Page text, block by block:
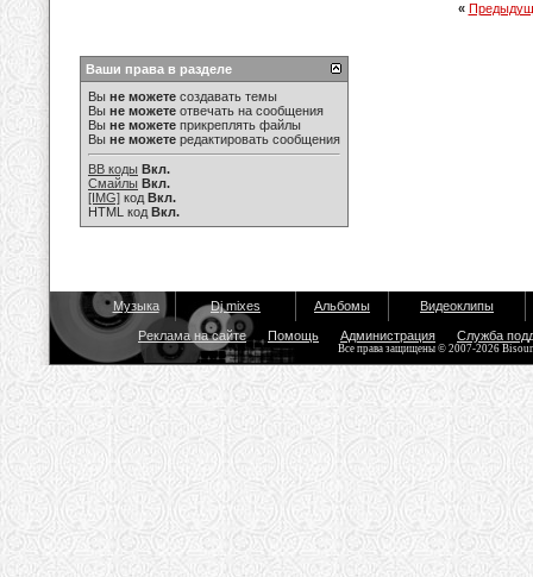
«
Ваши права в разделе
Вы не можете создавать темы
Вы не можете отвечать на сообщения
Вы не можете прикреплять файлы
Вы не можете редактировать сообщения
BB коды Вкл.
Смайлы Вкл.
[IMG] код Вкл.
HTML код Вкл.
Музыка Dj mixes Альбомы Видеоклипы
Реклама на сайте Помощь Администрация Служба
Все права защищены © 2007-2026